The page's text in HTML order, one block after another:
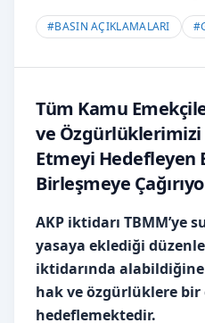
#BASIN AÇIKLAMALARI #
Tüm Kamu
ve Özgürlüklerimizi
Etmeyi Hedefleyen
Birleşmeye
AKP iktidarı TBMM’ye
yasaya eklediği
iktidarında alabildiğine
hak ve özgürlüklere
hedeflemektedir.